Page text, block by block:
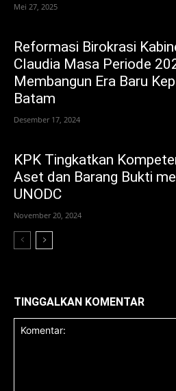
Mei 27, 2025
Reformasi Birokrasi
Claudia Masa Periode
Membangun Era Baru
Batam
Desember 17, 2024
KPK Tingkatkan
Aset dan Barang Bukti
UNODC
November 20, 2024
TINGGALKAN KOMENTAR